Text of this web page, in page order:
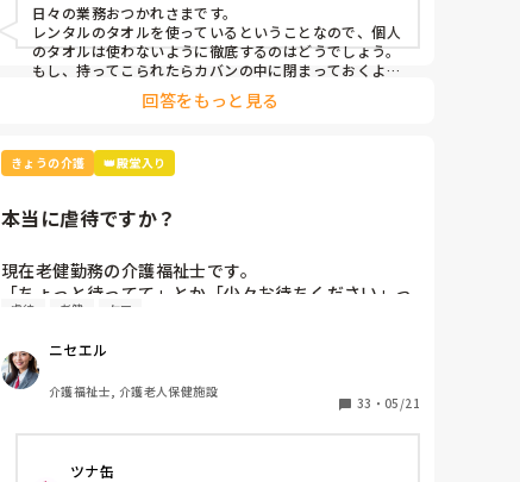
日々の業務おつかれさまです。
レンタルのタオルを使っているということなので、個人
のタオルは使わないように徹底するのはどうでしょう。
もし、持ってこられたらカバンの中に閉まっておくよう
回答をもっと見る
きょうの介護 👑殿堂入り
本当に虐待ですか？
現在老健勤務の介護福祉士です。
「ちょっと待ってて」とか「少々お待ちください」っ
て言葉、よく使いませんか？私の施設ではこの言葉は
になりました。
つまり虐待と同じ枠組みです。
そんなに悪い言葉ですか？むしろ必要な言葉だと思う
のですがいかがでしょう？
虐待 老健 ケア
ニセエル
介護福祉士, 介護老人保健施設
33 ・ 05/21
ツナ缶